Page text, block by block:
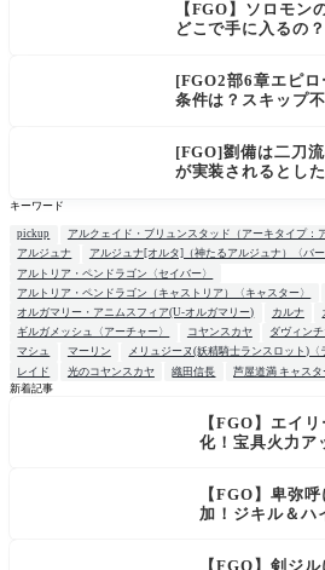
【FGO】ソロモン
どこで手に入るの？
[FGO2部6章エピ
条件は？スキップ
[FGO]劉備は二刀
が実装されるとし
キーワード
pickup
アルクェイド・ブリュンスタッド（アーキタイプ：
アルジュナ
アルジュナ[オルタ]（神たるアルジュナ）〈バー
アルトリア・ペンドラゴン〈セイバー〉
アルトリア・ペンドラゴン（キャストリア）〈キャスター〉
オルガマリー・アニムスフィア(U-オルガマリー)
カルナ
ギルガメッシュ〈アーチャー〉
コヤンスカヤ ダヴィン
マシュ
マーリン メリュジーヌ(妖精騎士ランスロット)〈
レイド
光のコヤンスカヤ 織田信長
芦屋道満 キャス
新着記事
【FGO】エイ
化！宝具火力ア
【FGO】卑弥
加！ジキル＆ハ
【FGO】剣ジ